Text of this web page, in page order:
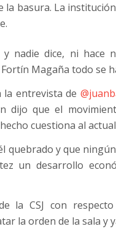
la basura. La
y nadie dice, ni hace
Magaña todo se
la entrevista de
dijo que el
cuestiona al
quebrado y que
un desarrollo
la CSJ con
la orden de la sala y